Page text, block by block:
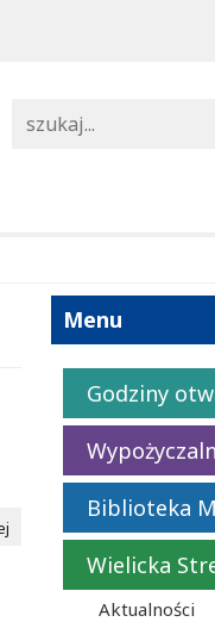
Menu
Godziny
Biblioteka
Wielicka
Aktualności